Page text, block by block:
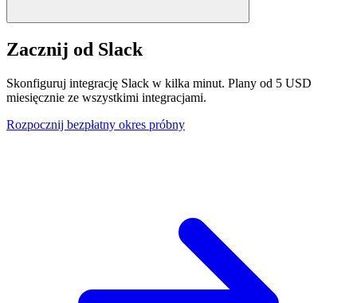
Zacznij od Slack
Skonfiguruj integrację Slack w kilka minut. Plany od 5 USD
miesięcznie ze wszystkimi integracjami.
Rozpocznij bezpłatny okres próbny